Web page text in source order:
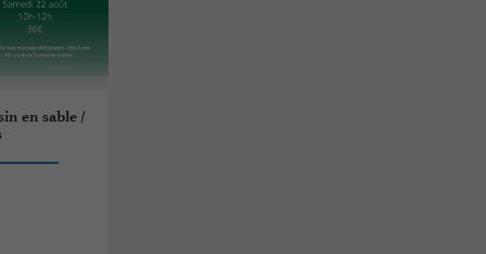
en sable /